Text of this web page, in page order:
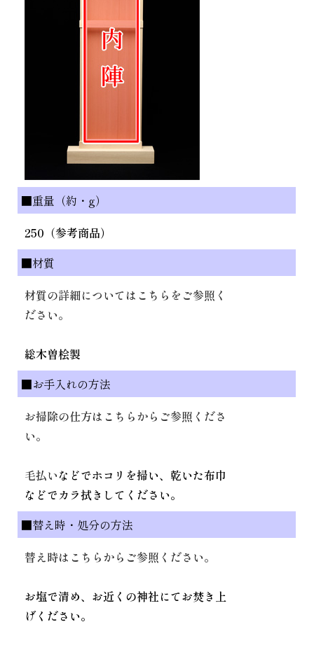
■重量（約・g）
250（参考商品）
■材質
材質の詳細についてはこちらをご参照く
ださい。
総木曽桧製
■お手入れの方法
お掃除の仕方はこちらからご参照くださ
い。
毛払いなどでホコリを掃い、乾いた布巾
などでカラ拭きしてください。
■替え時・処分の方法
替え時はこちらからご参照ください。
お塩で清め、お近くの神社にてお焚き上
げください。